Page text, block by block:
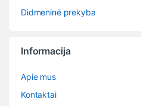
Didmeninė prekyba
Informacija
Apie mus
Kontaktai